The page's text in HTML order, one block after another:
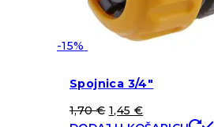
-15%
Spojnica 3/4″
1,70€ 1,45 €